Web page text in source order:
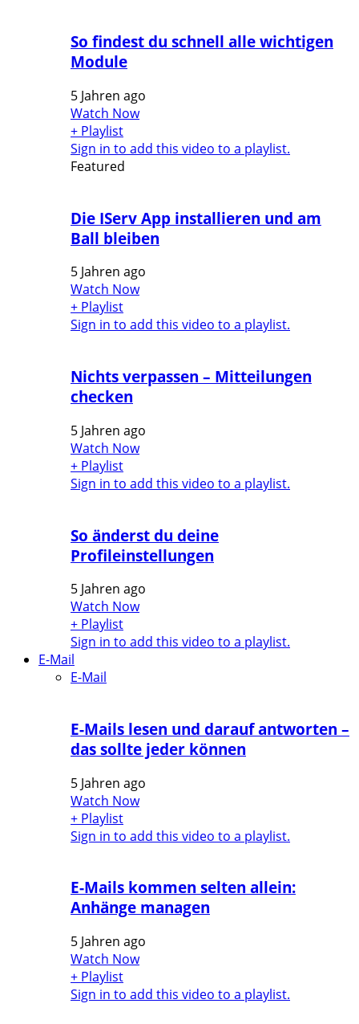
So findest du schnell alle wichtigen
Module
5 Jahren ago
Watch Now
+ Playlist
Sign in to add this video to a playlist.
Featured
Die IServ App installieren und am
Ball bleiben
5 Jahren ago
Watch Now
+ Playlist
Sign in to add this video to a playlist.
Nichts verpassen – Mitteilungen
checken
5 Jahren ago
Watch Now
+ Playlist
Sign in to add this video to a playlist.
So änderst du deine
Profileinstellungen
5 Jahren ago
Watch Now
+ Playlist
Sign in to add this video to a playlist.
E-Mail
E-Mail
E-Mails lesen und darauf antworten –
das sollte jeder können
5 Jahren ago
Watch Now
+ Playlist
Sign in to add this video to a playlist.
E-Mails kommen selten allein:
Anhänge managen
5 Jahren ago
Watch Now
+ Playlist
Sign in to add this video to a playlist.